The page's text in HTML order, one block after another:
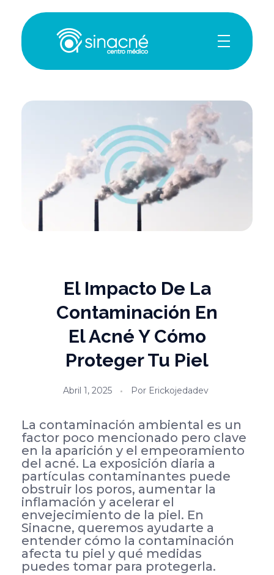
El Impacto De La
Contaminación En
El Acné Y Cómo
Proteger Tu Piel
Abril 1, 2025 Por Erickojedadev
La contaminación ambiental es un
factor poco mencionado pero clave
en la aparición y el empeoramiento
del acné. La exposición diaria a
partículas contaminantes puede
obstruir los poros, aumentar la
inflamación y acelerar el
envejecimiento de la piel. En
Sinacne, queremos ayudarte a
entender cómo la contaminación
afecta tu piel y qué medidas
puedes tomar para protegerla.